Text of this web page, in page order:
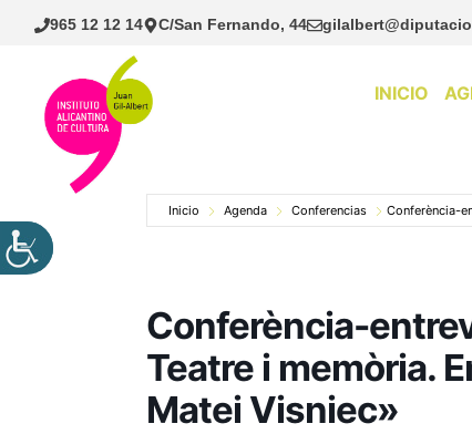
Saltar
965 12 12 14 C/San Fernando, 44
INICIO
Inicio Agenda Conferencias Conferència-
Conferència-
Teatre i memòria.
Matei Visniec»